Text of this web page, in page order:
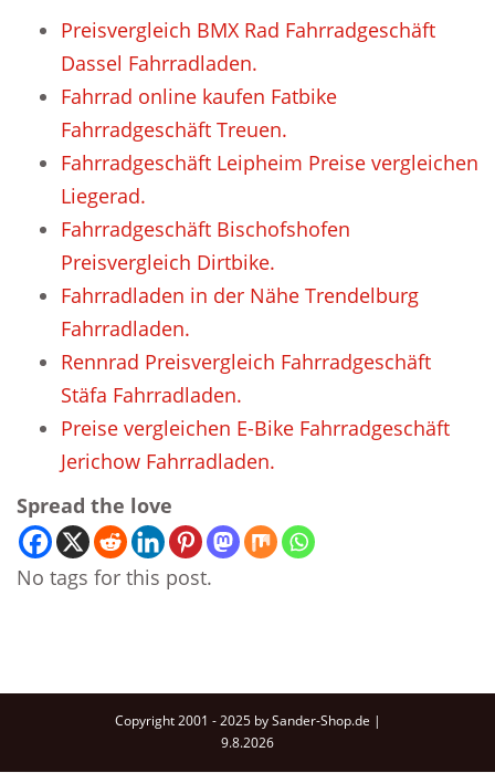
Preisvergleich BMX Rad Fahrradgeschäft
Dassel Fahrradladen.
Fahrrad online kaufen Fatbike
Fahrradgeschäft Treuen.
Fahrradgeschäft Leipheim Preise vergleichen
Liegerad.
Fahrradgeschäft Bischofshofen
Preisvergleich Dirtbike.
Fahrradladen in der Nähe Trendelburg
Fahrradladen.
Rennrad Preisvergleich Fahrradgeschäft
Stäfa Fahrradladen.
Preise vergleichen E-Bike Fahrradgeschäft
Jerichow Fahrradladen.
Spread the love
No tags for this post.
Copyright 2001 - 2025 by Sander-Shop.de |
9.8.2026